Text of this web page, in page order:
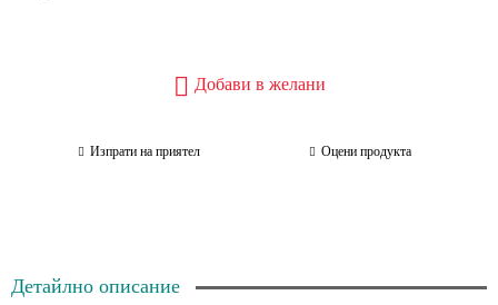
Добави в желани
Изпрати на приятел Оцени продукта
Детайлно описание